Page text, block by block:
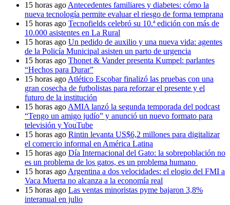
15 horas ago Antecedentes familiares y diabetes: cómo la
nueva tecnología permite evaluar el riesgo de forma temprana
15 horas ago Tecnofields celebró su 10.ª edición con más de
10.000 asistentes en La Rural
15 horas ago Un pedido de auxilio y una nueva vida: agentes
de la Policía Municipal asisten un parto de urgencia
15 horas ago Thonet & Vander presenta Kumpel: parlantes
“Hechos para Durar”
15 horas ago Atlético Escobar finalizó las pruebas con una
gran cosecha de futbolistas para reforzar el presente y el
futuro de la institución
15 horas ago AMIA lanzó la segunda temporada del podcast
“Tengo un amigo judío” y anunció un nuevo formato para
televisión y YouTube
15 horas ago Rintin levanta US$6,2 millones para digitalizar
el comercio informal en América Latina
15 horas ago Día Internacional del Gato: la sobrepoblación no
es un problema de los gatos, es un problema humano
15 horas ago Argentina a dos velocidades: el elogio del FMI a
Vaca Muerta no alcanza a la economía real
15 horas ago Las ventas minoristas pyme bajaron 3,8%
interanual en julio